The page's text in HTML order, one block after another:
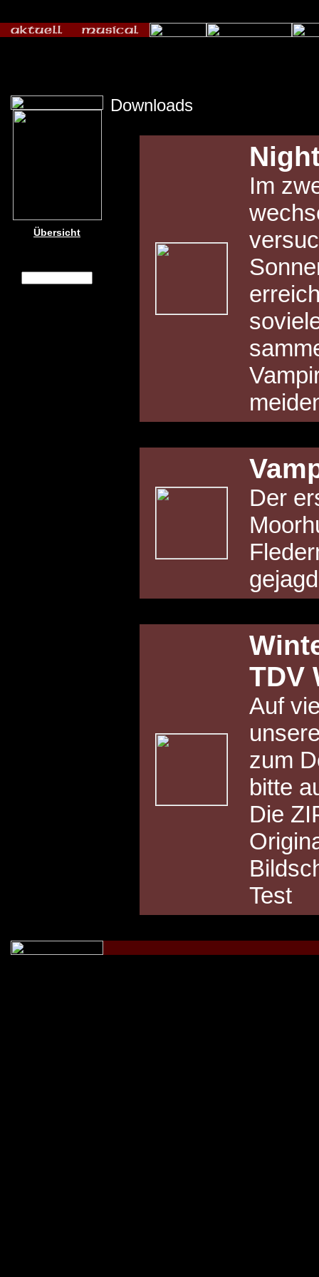
Übersicht
Downloads
Im
Der
TDV
Auf
zum
bitte
Die
Test